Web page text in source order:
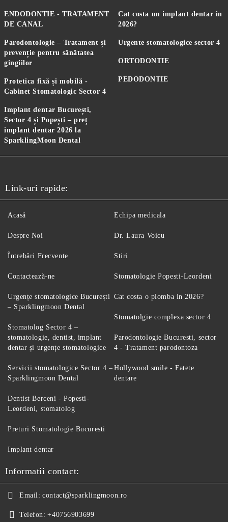
ENDODONTIE - TRATAMENT
DE CANAL
Parodontologie – Tratament și
prevenție pentru sănătatea
gingiilor
Protetica fixă și mobilă -
Cabinet Stomatologic Sector 4
Implant dentar București,
Sector 4 și Popești – preț
implant dentar 2026 la
SparklingMoon Dental
Cat costa un implant dentar in
2026?
Urgente stomatologice sector 4
ORTODONTIE
PEDODONTIE
Link-uri rapide:
Acasă
Despre Noi
Întrebări Frecvente
Contactează-ne
Echipa medicala
Dr. Laura Voicu
Stiri
Stomatologie Popesti-Leordeni
Urgențe stomatologice București
– Sparklingmoon Dental
Stomatolog Sector 4 –
stomatologie, dentist, implant
dentar și urgențe stomatologice
Servicii stomatologice Sector 4 –
Sparklingmoon Dental
Dentist Berceni - Popesti-
Leordeni, stomatolog
Cat costa o plomba in 2026?
Stomatolgie complexa sector 4
Parodontologie Bucuresti, sector
4 - Tratament parodontoza
Hollywood smile - Fatete
dentare
Preturi Stomatologie Bucuresti
Implant dentar
Informatii contact:
Email: contact@sparklingmoon.ro
Telefon: +40756903699